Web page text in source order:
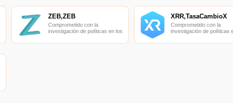
ZEB,ZEB
Comprometido con la
investigación de políticas en los
finanzas, las finanzas
XRR,TasaCambioX
Comprometido con la
investigación de políticas
finanzas, las finanzas